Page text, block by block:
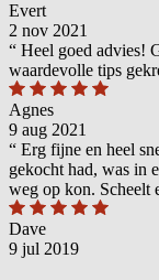
Evert
2 nov 2021
“ Heel goed advies!
waardevolle tips
Agnes
9 aug 2021
“ Erg fijne en heel
gekocht had, was in
weg op kon. Scheelt
Dave
9 jul 2019